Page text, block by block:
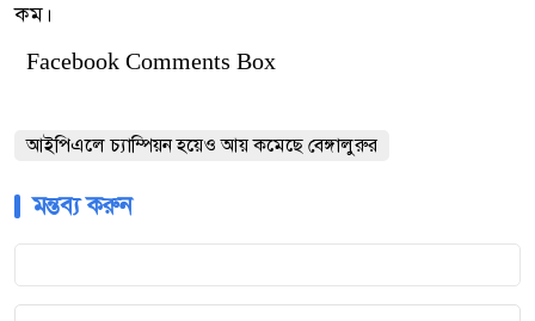
কম।
Facebook Comments Box
আইপিএলে চ্যাম্পিয়ন হয়েও আয় কমেছে বেঙ্গালুরুর
মন্তব্য করুন